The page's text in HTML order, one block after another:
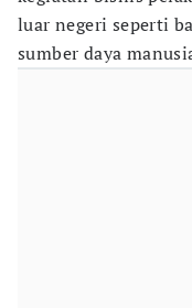
luar negeri seperti
sumber daya